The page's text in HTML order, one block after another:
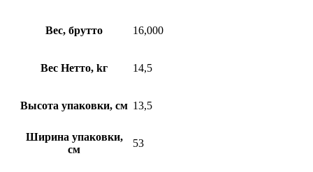
Вес, брутто 16,000
Вес Нетто, kг 14,5
Высота упаковки, см 13,5
Ширина упаковки,
см
53